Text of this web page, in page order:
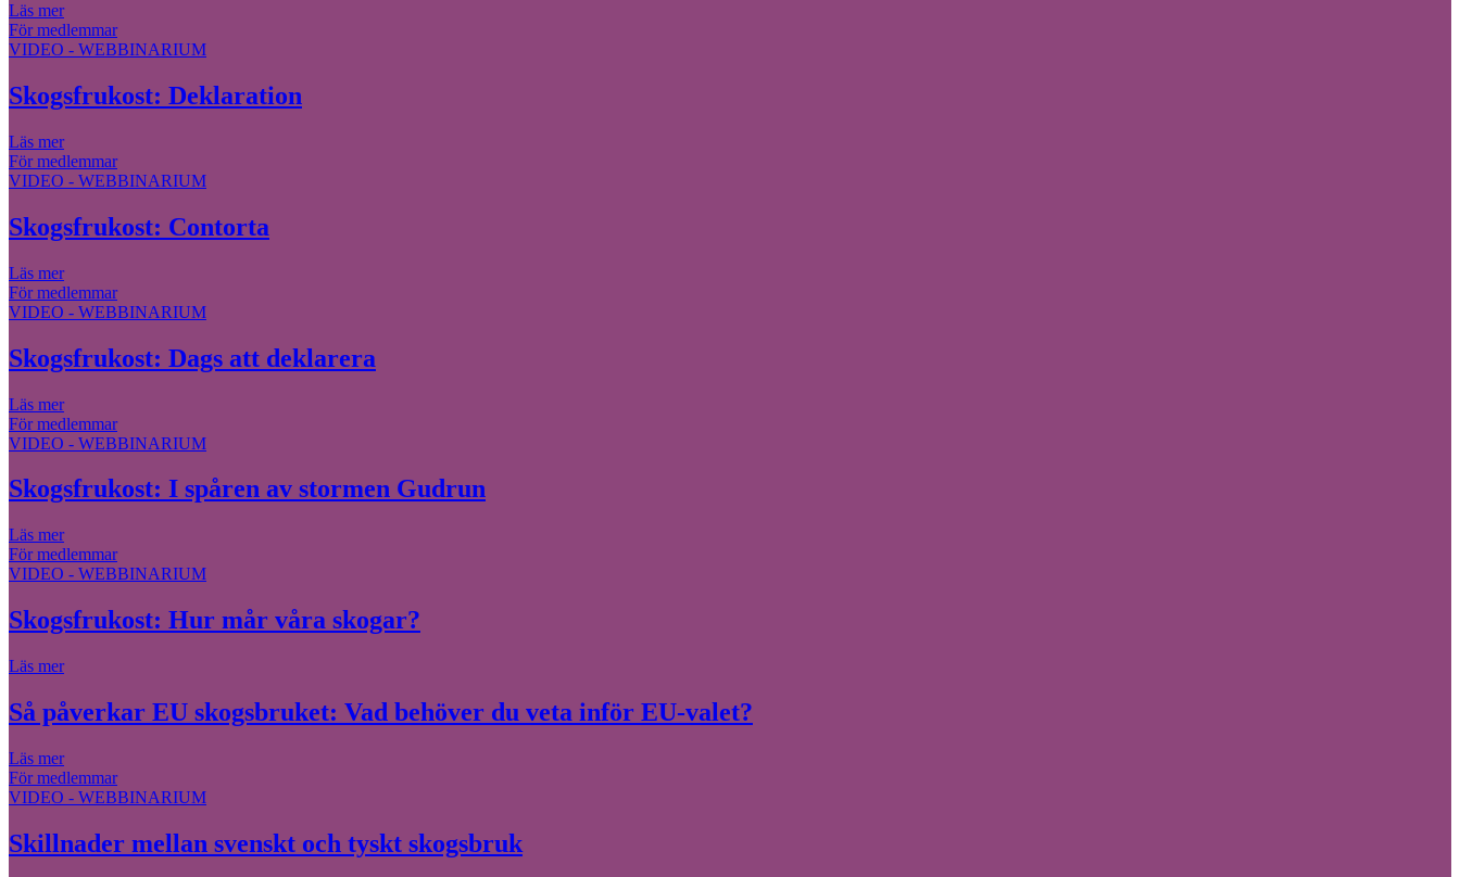
Läs mer
För medlemmar
VIDEO - WEBBINARIUM
Skogsfrukost: Deklaration
Läs mer
För medlemmar
VIDEO - WEBBINARIUM
Skogsfrukost: Contorta
Läs mer
För medlemmar
VIDEO - WEBBINARIUM
Skogsfrukost: Dags att deklarera
Läs mer
För medlemmar
VIDEO - WEBBINARIUM
Skogsfrukost: I spåren av stormen Gudrun
Läs mer
För medlemmar
VIDEO - WEBBINARIUM
Skogsfrukost: Hur mår våra skogar?
Läs mer
Så påverkar EU skogsbruket: Vad behöver du veta inför EU-valet?
Läs mer
För medlemmar
VIDEO - WEBBINARIUM
Skillnader mellan svenskt och tyskt skogsbruk